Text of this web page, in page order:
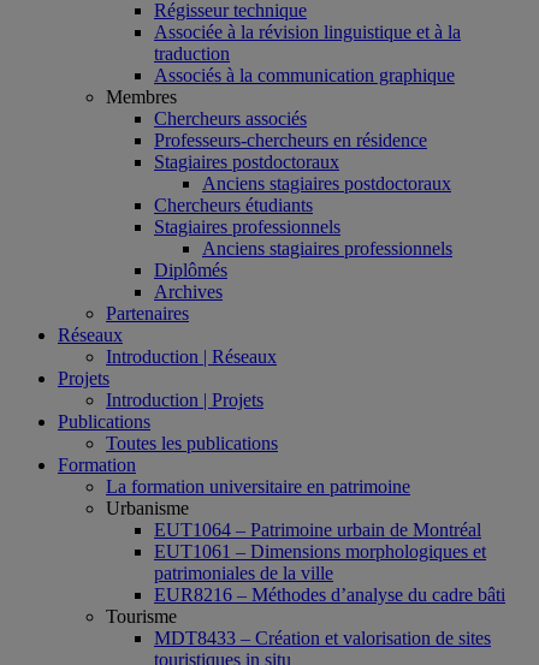
Régisseur technique
Associée à la révision linguistique et à la
traduction
Associés à la communication graphique
Membres
Chercheurs associés
Professeurs-chercheurs en résidence
Stagiaires postdoctoraux
Anciens stagiaires postdoctoraux
Chercheurs étudiants
Stagiaires professionnels
Anciens stagiaires professionnels
Diplômés
Archives
Partenaires
Réseaux
Introduction | Réseaux
Projets
Introduction | Projets
Publications
Toutes les publications
Formation
La formation universitaire en patrimoine
Urbanisme
EUT1064 – Patrimoine urbain de Montréal
EUT1061 – Dimensions morphologiques et
patrimoniales de la ville
EUR8216 – Méthodes d’analyse du cadre bâti
Tourisme
MDT8433 – Création et valorisation de sites
touristiques in situ